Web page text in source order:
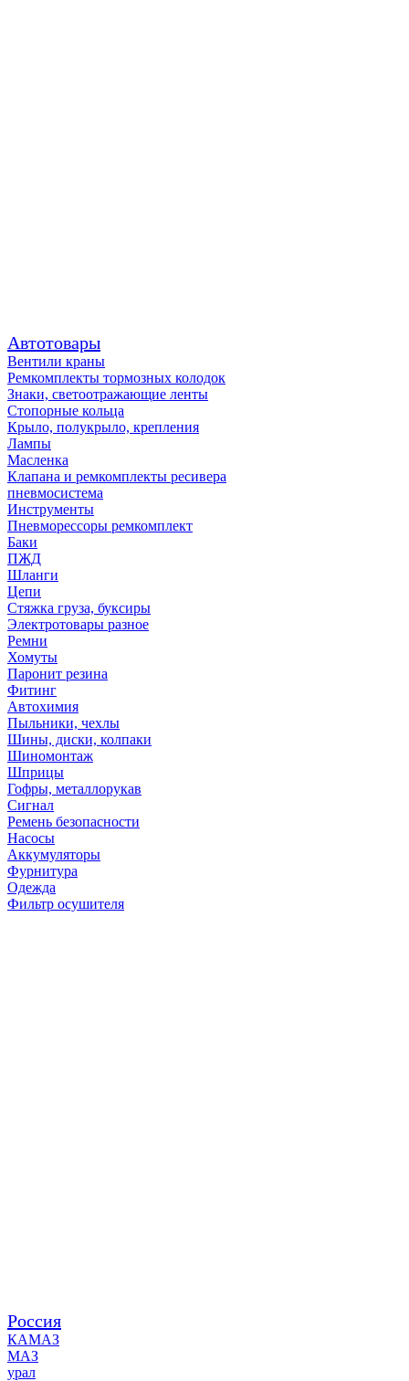
Автотовары
Вентили краны
Ремкомплекты тормозных колодок
Знаки, светоотражающие ленты
Стопорные кольца
Крыло, полукрыло, крепления
Лампы
Масленка
Клапана и ремкомплекты ресивера
пневмосистема
Инструменты
Пневморессоры ремкомплект
Баки
ПЖД
Шланги
Цепи
Стяжка груза, буксиры
Электротовары разное
Ремни
Хомуты
Паронит резина
Фитинг
Автохимия
Пыльники, чехлы
Шины, диски, колпаки
Шиномонтаж
Шприцы
Гофры, металлорукав
Сигнал
Ремень безопасности
Насосы
Аккумуляторы
Фурнитура
Одежда
Фильтр осушителя
Россия
КАМАЗ
МАЗ
урал